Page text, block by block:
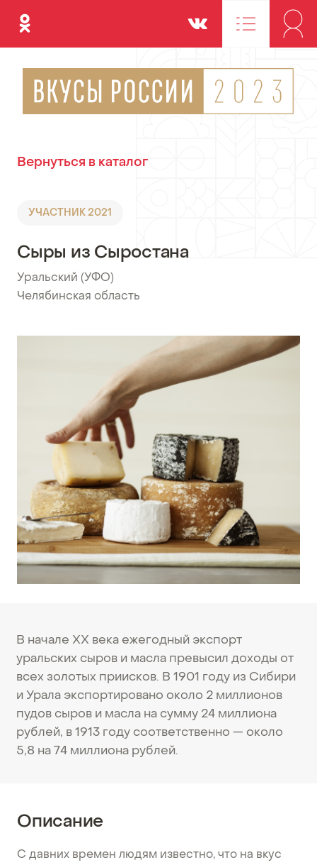
Одноклассники Вконтакте
Вернуться в каталог
УЧАСТНИК 2021
Сыры из Сыростана
Уральский (УФО)
•Челябинская область
В начале ХХ века ежегодный экспорт
уральских сыров и масла превысил доходы от
всех золотых приисков. В 1901 году из Сибири
и Урала экспортировано около 2 миллионов
пудов сыров и масла на сумму 24 миллиона
рублей, в 1913 году соответственно — около
5,8 на 74 миллиона рублей.
Описание
С давних времен людям известно, что на вкус